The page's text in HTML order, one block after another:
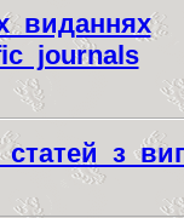
виданнях
journals
статей з